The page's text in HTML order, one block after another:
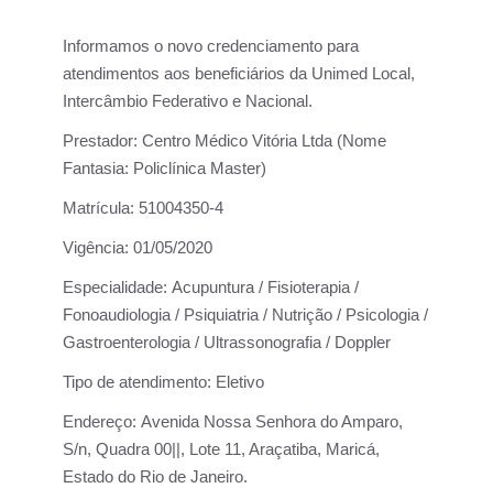
Informamos o novo credenciamento para
atendimentos aos beneficiários da Unimed Local,
Intercâmbio Federativo e Nacional.
Prestador: Centro Médico Vitória Ltda (Nome
Fantasia: Policlínica Master)
Matrícula: 51004350-4
Vigência: 01/05/2020
Especialidade: Acupuntura / Fisioterapia /
Fonoaudiologia / Psiquiatria / Nutrição / Psicologia /
Gastroenterologia / Ultrassonografia / Doppler
Tipo de atendimento: Eletivo
Endereço: Avenida Nossa Senhora do Amparo,
S/n, Quadra 00||, Lote 11, Araçatiba, Maricá,
Estado do Rio de Janeiro.